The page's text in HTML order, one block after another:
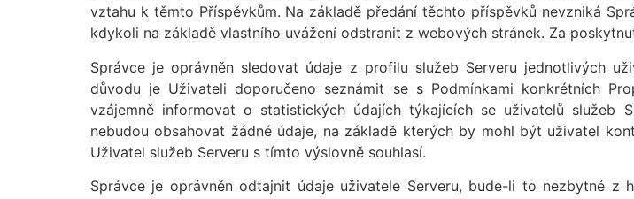
vztahu k těmto Příspěvkům. Na základě předání těchto příspěvků nevzniká
kdykoli na základě vlastního uvážení odstranit z webových stránek. Za
Správce je oprávněn sledovat údaje z profilu služeb Serveru jednotlivých
důvodu je Uživateli doporučeno seznámit se s Podmínkami konkrétních
vzájemně informovat o statistických údajích týkajících se uživatelů služeb
nebudou obsahovat žádné údaje, na základě kterých by mohl být uživatel
Uživatel služeb Serveru s tímto výslovně souhlasí.
Správce je oprávněn odtajnit údaje uživatele Serveru, bude-li to nezbytné